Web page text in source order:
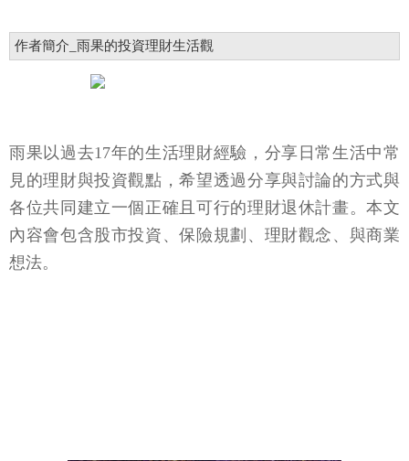
作者簡介_雨果的投資理財生活觀
雨果以過去17年的生活理財經驗，分享日常生活中常
見的理財與投資觀點，希望透過分享與討論的方式與
各位共同建立一個正確且可行的理財退休計畫。本文
內容會包含股市投資、保險規劃、理財觀念、與商業
想法。